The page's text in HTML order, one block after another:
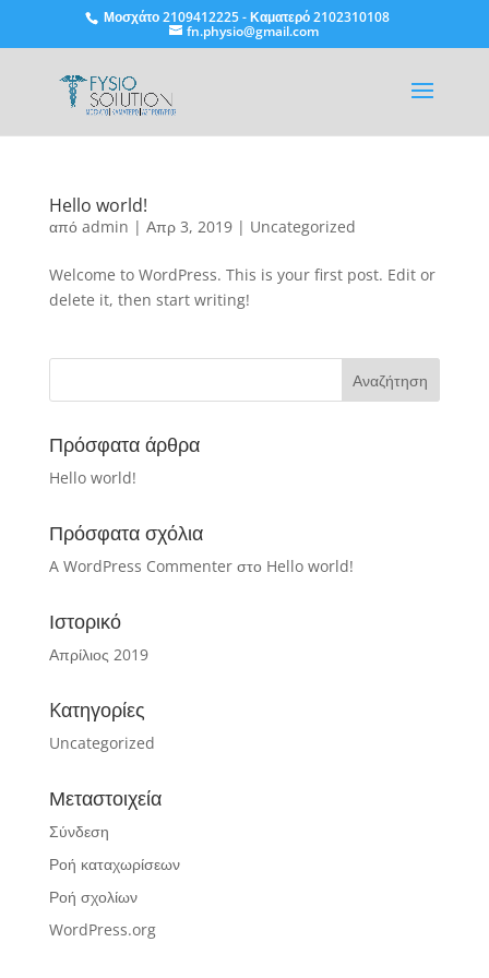
Μοσχάτο2109412225-Καματερό2102310108
fn.physio@gmail.com
Hello world!
από admin | Απρ 3, 2019| Uncategorized
Welcome to WordPress. This is your first post. Edit or
delete it, then start writing!
Πρόσφατα άρθρα
Hello world!
Πρόσφατα σχόλια
A WordPress Commenterστο Hello world!
Ιστορικό
Απρίλιος 2019
Kατηγορίες
Uncategorized
Μεταστοιχεία
Σύνδεση
Ροή καταχωρίσεων
Ροή σχολίων
WordPress.org